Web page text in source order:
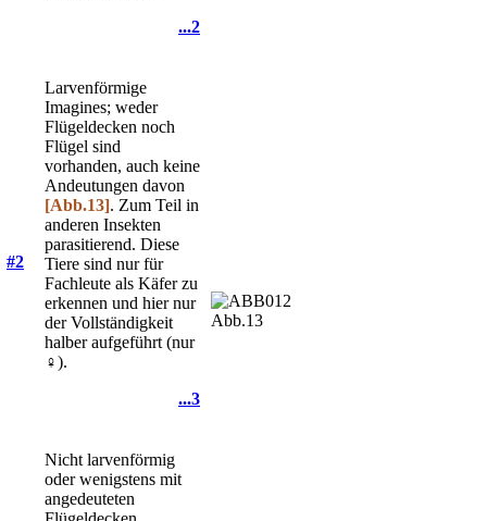
...2
#2
Larvenförmige
Imagines; weder
Flügeldecken noch
Flügel sind
vorhanden, auch keine
Andeutungen davon
[Abb.13]. Zum Teil in
anderen Insekten
parasitierend. Diese
Tiere sind nur für
Fachleute als Käfer zu
erkennen und hier nur
der Vollständigkeit
halber aufgeführt (nur
♀).
...3
Abb.13
Nicht larvenförmig
oder wenigstens mit
angedeuteten